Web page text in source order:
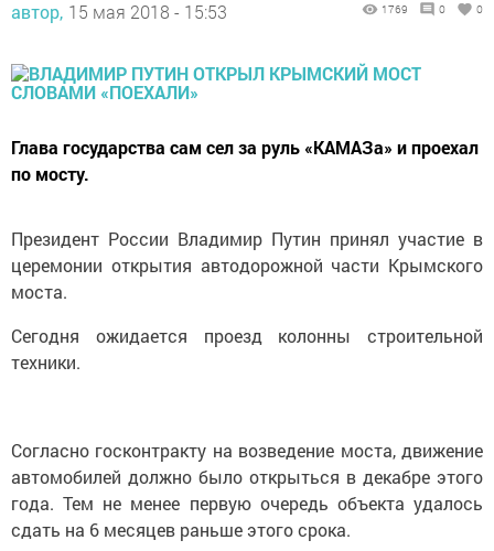
автор, 15 мая 2018 - 15:53 1769 0 0
Глава государства сам сел за руль «КАМАЗа» и проехал
по мосту.
Президент России Владимир Путин принял участие в
церемонии открытия автодорожной части Крымского
моста.
Сегодня ожидается проезд колонны строительной
техники.
Согласно госконтракту на возведение моста, движение
автомобилей должно было открыться в декабре этого
года. Тем не менее первую очередь объекта удалось
сдать на 6 месяцев раньше этого срока.